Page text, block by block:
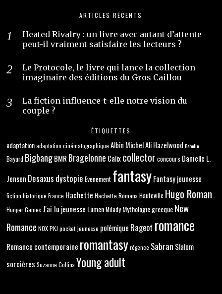
ARTICLES RÉCENTS
Heated Rivalry : un livre avec autant d’attente
peut-il vraiment satisfaire les lecteurs ?
Le Protocole, le livre qui lance la collection
imaginaire des éditions du Gros Caillou
La fiction influence-t-elle notre vision du
couple ?
ÉTIQUETTES
adaptation adaptation cinématographique Albin MichelAli Hazelwood Babelio
Bayard BigbangBMR Bragelonne Calixcollector concours Danielle L.
Jensen Desaxus dystopie Evenement fantasyFantasy jeunesse
fiction historique France Hachette Hachette Romans Hauteville Hugo Roman
Hunger Games J'ai lu jeunesse LumenMiladyMythologie grecqueNew
Romance NOXPKJ pocket jeunesse polémique Rageot romance
Romance contemporaine romantasy régence Sabran Slalom
sorcières Suzanne Collins Young adult